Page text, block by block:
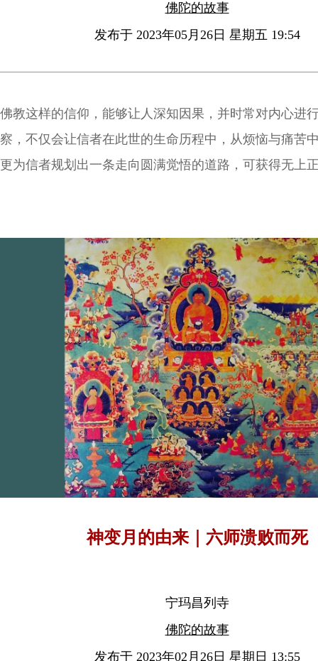
佛陀的故事
发布于 2023年05月26日 星期五 19:54
佛教这样的信仰，能够让人深知因果，并时常对内心进
察，不仅会让信者在此世的生命历程中，从烦恼与痛苦
更为信者规划出一条走向圆满觉悟的道路，可获得无上
神变月的由来｜六师溃败而死
宁玛昌列寺
佛陀的故事
发布于 2023年02月26日 星期日 13:55